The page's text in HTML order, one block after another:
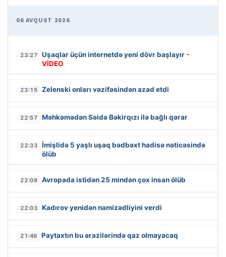
06 AVQUST 2026
23:27 Uşaqlar üçün internetdə yeni dövr başlayır -
VİDEO
23:15 Zelenski onları vəzifəsindən azad etdi
22:57 Məhkəmədən Səidə Bəkirqızı ilə bağlı qərar
22:33
İmişlidə 5 yaşlı uşaq bədbəxt hadisə nəticəsində
ölüb
22:09 Avropada istidən 25 mindən çox insan ölüb
22:03 Kadırov yenidən namizədliyini verdi
21:46 Paytaxtın bu ərazilərində qaz olmayacaq